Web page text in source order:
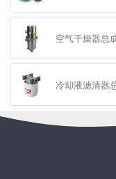
空气干燥器总
冷却液滤清器